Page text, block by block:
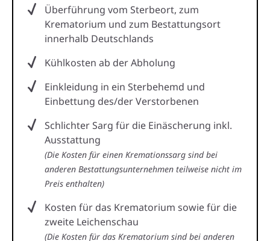
Überführung vom Sterbeort, zum
Krematorium und zum Bestattungsort
innerhalb Deutschlands
Kühlkosten ab der Abholung
Einkleidung in ein Sterbehemd und
Einbettung des/der Verstorbenen
Schlichter Sarg für die Einäscherung inkl.
Ausstattung
(Die Kosten für einen Kremationssarg sind bei
anderen Bestattungsunternehmen teilweise nicht im
Preis enthalten)
Kosten für das Krematorium sowie für die
zweite Leichenschau
(Die Kosten für das Krematorium sind bei anderen